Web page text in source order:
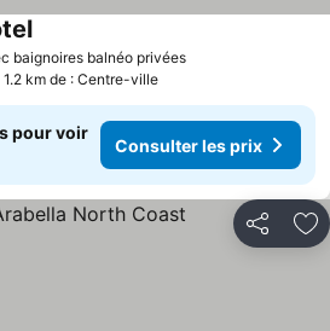
baignoires balnéo privées
1.2 km de : Centre-ville
pour voir
Consulter les prix
Partager